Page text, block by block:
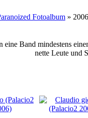
Fotoalbum »
eine Band mindestens
nette Leute und